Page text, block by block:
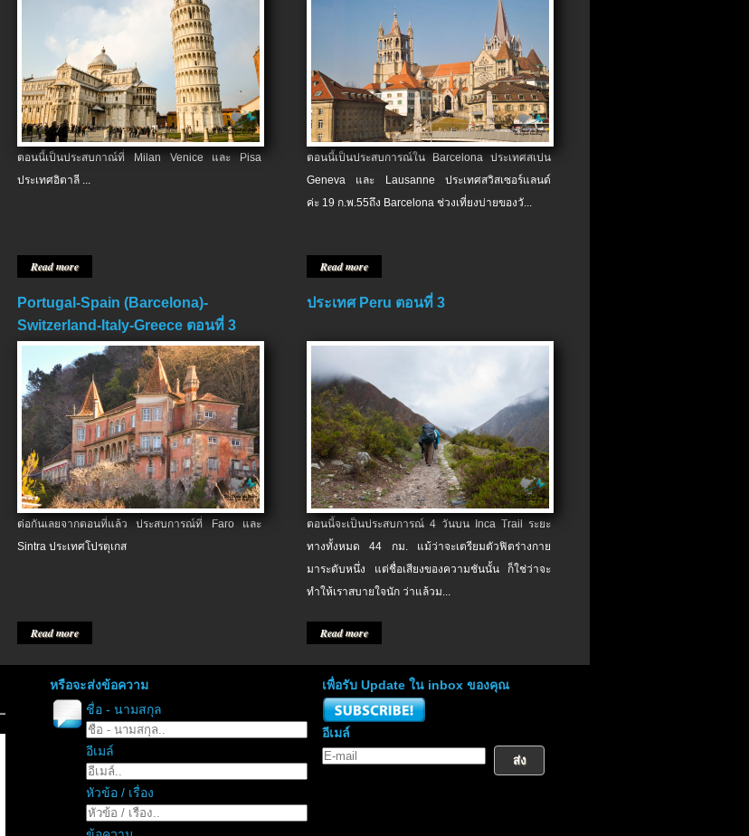
ตอนนี้เป็นประสบกาณ์ที่ Milan Venice และ Pisa
ประเทศอิตาลี ...
Read more
ตอนนี้เป็นประสบการณ์ใน Barcelona ประเทศสเปน
Geneva และ Lausanne ประเทศสวิสเซอร์แลนด์
ค่ะ 19 ก.พ.​55ถึง Barcelona ช่วงเที่ยงบ่ายของวั...
Read more
Portugal-Spain (Barcelona)-
Switzerland-Italy-Greece ตอนที่ 3
ต่อกันเลยจากตอนที่แล้ว ประสบการณ์ที่ Faro และ
Sintra ประเทศโปรตุเกส
Read more
ประเทศ Peru ตอนที่ 3
ตอนนี้จะเป็นประสบการณ์ 4 วันบน Inca Trail ระยะ
ทางทั้งหมด 44 กม. แม้ว่าจะเตรียมตัวฟิตร่างกาย
มาระดับหนึ่ง แต่ชื่อเสียงของความชันนั้น ก็ใช่ว่าจะ
ทำให้เราสบายใจนัก ว่าแล้วม...
Read more
หรือจะส่งข้อความ
ชื่อ - นามสกุล
อีเมล์
หัวข้อ / เรื่อง
เพื่อรับ Update ใน inbox ของคุณ
อีเมล์
ส่ง